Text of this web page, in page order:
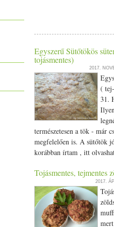
(bio) alapanyagokat
hozzá, hogy, egy lágy,
pogácsákat. 180 fokra
Egyszerű Sütőtökös
tojásmentes)
2017.
(
31.
természetesen a tök - már
megfelelően is. A sütőtök
korábban írtam , itt
konyhában finomságokat
Gyertyafényes Halloween
sütőtökös süteményt
jógagyakorlók. Hozzávalók
grahamliszt vagy
Tojásmentes, tejmentes
2017.